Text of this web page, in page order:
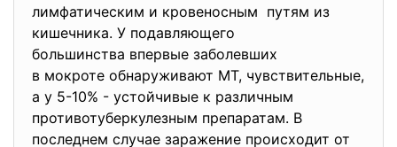
лимфатическим и кровеносным путям из
кишечника. У подавляющего
большинства впервые заболевших
в мокроте обнаруживают МТ, чувствительные,
а у 5-10% - устойчивые к различным
противотуберкулезным препаратам. В
последнем случае заражение происходит от